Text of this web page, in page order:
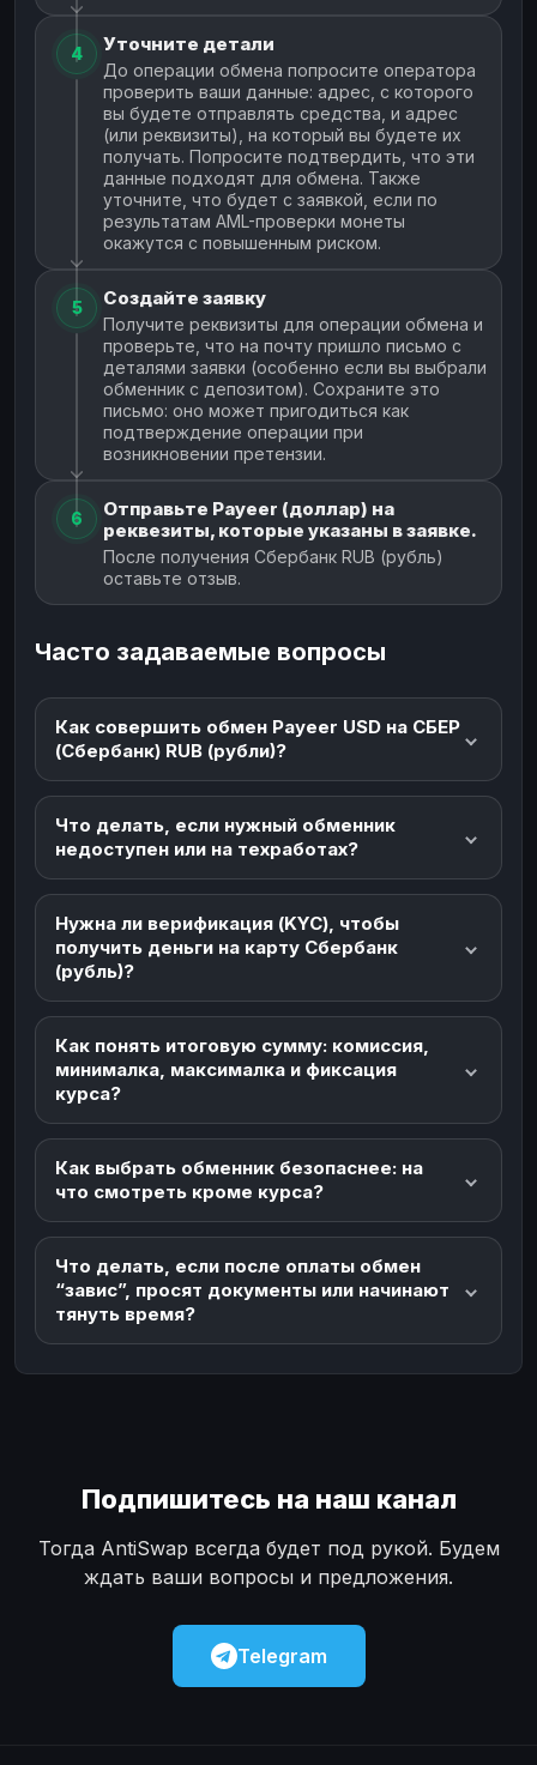
4 Уточните детали
До операции обмена попросите оператора
проверить ваши данные: адрес, с которого
вы будете отправлять средства, и адрес
(или реквизиты), на который вы будете их
получать. Попросите подтвердить, что эти
данные подходят для обмена. Также
уточните, что будет с заявкой, если по
результатам AML-проверки монеты
окажутся с повышенным риском.
5 Создайте заявку
Получите реквизиты для операции обмена и
проверьте, что на почту пришло письмо с
деталями заявки (особенно если вы выбрали
обменник с депозитом). Сохраните это
письмо: оно может пригодиться как
подтверждение операции при
возникновении претензии.
6
Отправьте Payeer (доллар) на
реквезиты, которые указаны в заявке.
После получения Сбербанк RUB (рубль)
оставьте отзыв.
Часто задаваемые вопросы
Как совершить обмен Payeer USD на СБЕР
(Сбербанк) RUB (рубли)?
Что делать, если нужный обменник
недоступен или на техработах?
Нужна ли верификация (KYC), чтобы
получить деньги на карту Сбербанк
(рубль)?
Как понять итоговую сумму: комиссия,
минималка, максималка и фиксация
курса?
Как выбрать обменник безопаснее: на
что смотреть кроме курса?
Что делать, если после оплаты обмен
“завис”, просят документы или начинают
тянуть время?
Подпишитесь на наш канал
Тогда AntiSwap всегда будет под рукой. Будем
ждать ваши вопросы и предложения.
Telegram